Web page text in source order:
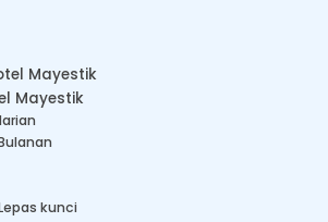
Mayestik
Mayestik
kunci